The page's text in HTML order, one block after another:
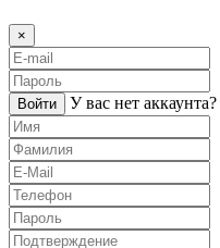
×
Войти У вас нет аккаунта?